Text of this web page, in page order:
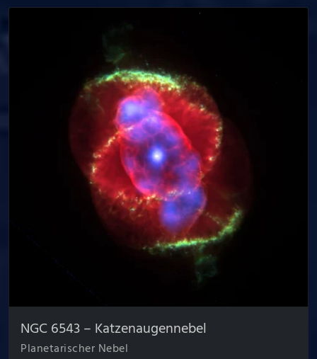
NGC 6543 – Katzenaugen­nebel
Planetarischer Nebel